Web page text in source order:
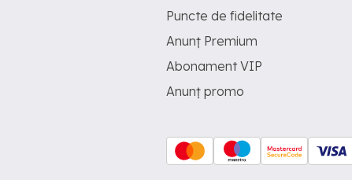
Puncte de fidelitate
Anunț Premium
Abonament VIP
Anunț promo